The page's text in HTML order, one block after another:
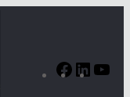
Facebook